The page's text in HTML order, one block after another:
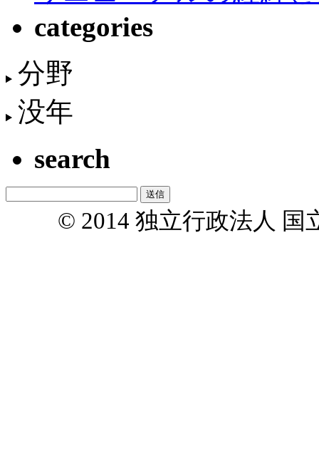
categories
分野
没年
search
© 2014 独立行政法人 国